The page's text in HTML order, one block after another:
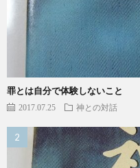
罪とは自分で体験しないこと
2017.07.25 神との対話